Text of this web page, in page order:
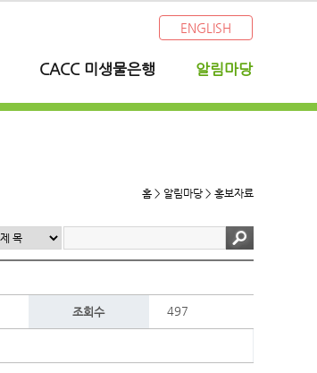
ENGLISH
CACC 미생물은행 알림마당
홈 > 알림마당 > 홍보자료
조회수 497